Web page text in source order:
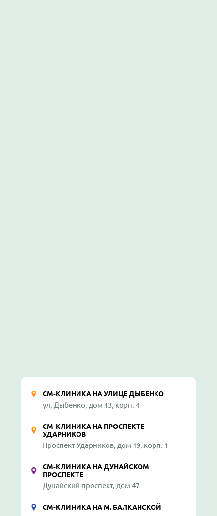
СМ-КЛИНИКА НА УЛИЦЕ ДЫБЕНКО
ул. Дыбенко, дом 13, корп. 4
СМ-КЛИНИКА НА ПРОСПЕКТЕ
УДАРНИКОВ
Проспект Ударников, дом 19, корп. 1
СМ-КЛИНИКА НА ДУНАЙСКОМ
ПРОСПЕКТЕ
Дунайский проспект, дом 47
СМ-КЛИНИКА НА М. БАЛКАНСКОЙ